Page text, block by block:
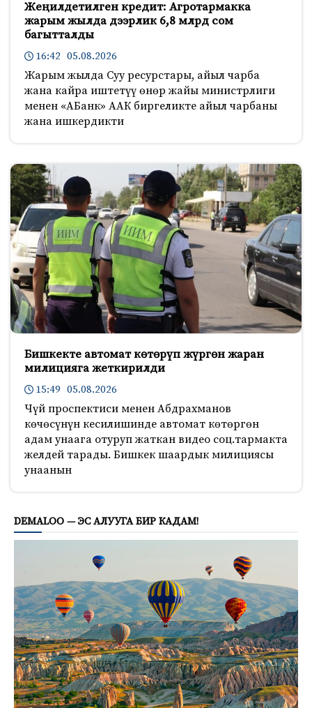
Жеңилдетилген кредит: Агротармакка
жарым жылда дээрлик 6,8 млрд сом
багытталды
16:42 05.08.2026
Жарым жылда Суу ресурстары, айыл чарба
жана кайра иштетүү өнөр жайы министрлиги
менен «АБанк» ААК биргеликте айыл чарбаны
жана ишкердикти
Бишкекте автомат көтөрүп жүргөн жаран
милицияга жеткирилди
15:49 05.08.2026
Чүй проспектиси менен Абдрахманов
көчөсүнүн кесилишинде автомат көтөргөн
адам унаага отуруп жаткан видео соц.тармакта
желдей тарады. Бишкек шаардык милициясы
унаанын
DEMALOO — ЭС АЛУУГА БИР КАДАМ!